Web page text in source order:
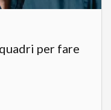
per fare